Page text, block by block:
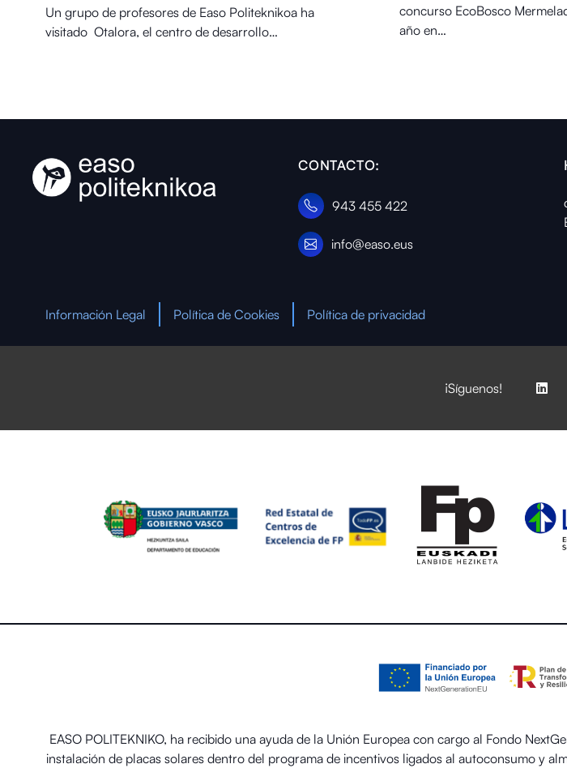
Un grupo de profesores de Easo Politeknikoa ha
visitado Otalora⁠, el centro de desarrollo…
concurso EcoBosco
año en…
CONTACTO:
943 455 422
info@easo.eus
Información Legal Política de Cookies Política de privacidad
¡Síguenos!
EASO POLITEKNIKO, ha recibido una ayuda de la Unión Europea con cargo al Fondo
instalación de placas solares dentro del programa de incentivos ligados al autoconsumo y